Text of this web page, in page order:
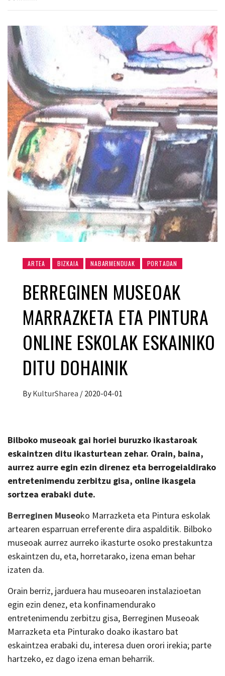
ARTEA BIZKAIA NABARMENDUAK PORTADAN
BERREGINEN MUSEOAK
MARRAZKETA ETA PINTURA
ONLINE ESKOLAK ESKAINIKO
DITU DOHAINIK
By KulturSharea / 2020-04-01
Bilboko museoak gai horiei buruzko ikastaroak
eskaintzen ditu ikasturtean zehar. Orain, baina,
aurrez aurre egin ezin direnez eta berrogeialdirako
entretenimendu zerbitzu gisa, online ikasgela
sortzea erabaki dute.
Berreginen Museoko Marrazketa eta Pintura eskolak
artearen esparruan erreferente dira aspalditik. Bilboko
museoak aurrez aurreko ikasturte osoko prestakuntza
eskaintzen du, eta, horretarako, izena eman behar
izaten da.
Orain berriz, jarduera hau museoaren instalazioetan
egin ezin denez, eta konfinamendurako
entretenimendu zerbitzu gisa, Berreginen Museoak
Marrazketa eta Pinturako doako ikastaro bat
eskaintzea erabaki du, interesa duen orori irekia; parte
hartzeko, ez dago izena eman beharrik.